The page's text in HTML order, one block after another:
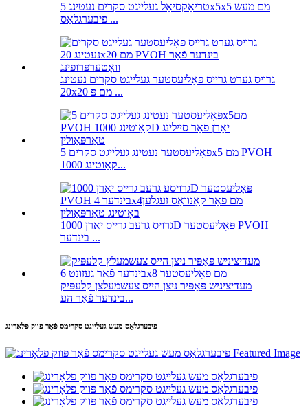
טריאַקסיאַל געלייגט סקרים נעטינג 5x5x5 מם מעש
פיבערגלאַס ...
גרויס גערט גרייס פּאָליעסטער געלייגט סקרים נעטינג
20x20 מם פּ ...
פּאָליעסטער נעטינג געלייגט סקרים 5x5 מם PVOH
קאָוטינג 1000...
גרויס גרעב גרייס יאַרן 1000D פּאָליעסטער PVOH
בינדער ...
מעדיציניש פּאַפּיר ניצן הייס צעשמעלצן קלעפּיק
בינדער פֿאַר הע...
פיבערגלאַס מעש געלייגט סקרימס פֿאַר פּווק פלאָרינג